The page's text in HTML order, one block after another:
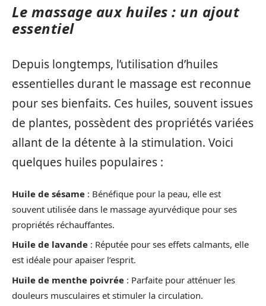
Le massage aux huiles : un ajout
essentiel
Depuis longtemps, l’utilisation d’huiles
essentielles durant le massage est reconnue
pour ses bienfaits. Ces huiles, souvent issues
de plantes, possèdent des propriétés variées
allant de la détente à la stimulation. Voici
quelques huiles populaires :
Huile de sésame : Bénéfique pour la peau, elle est
souvent utilisée dans le massage ayurvédique pour ses
propriétés réchauffantes.
Huile de lavande : Réputée pour ses effets calmants, elle
est idéale pour apaiser l’esprit.
Huile de menthe poivrée : Parfaite pour atténuer les
douleurs musculaires et stimuler la circulation.